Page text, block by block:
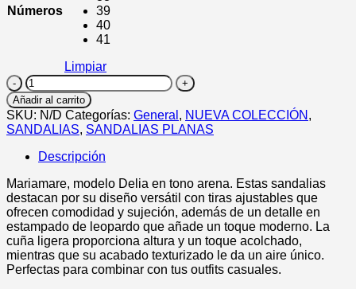
Números
39
40
41
Limpiar
DELIA
cantidad
Añadir al carrito
SKU: N/D Categorías: General , NUEVA COLECCIÓN ,
SANDALIAS, SANDALIAS PLANAS
Descripción
Mariamare, modelo Delia en tono arena. Estas sandalias
destacan por su diseño versátil con tiras ajustables que
ofrecen comodidad y sujeción, además de un detalle en
estampado de leopardo que añade un toque moderno. La
cuña ligera proporciona altura y un toque acolchado,
mientras que su acabado texturizado le da un aire único.
Perfectas para combinar con tus outfits casuales.